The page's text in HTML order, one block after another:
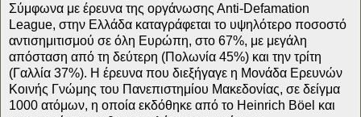
Σύμφωνα με έρευνα της οργάνωσης Αnti-Defamation
League, στην Ελλάδα καταγράφεται το υψηλότερο ποσοστό
αντισημιτισμού σε όλη Ευρώπη, στο 67%, με μεγάλη
απόσταση από τη δεύτερη (Πολωνία 45%) και την τρίτη
(Γαλλία 37%). Η έρευνα που διεξήγαγε η Μονάδα Ερευνών
Κοινής Γνώμης του Πανεπιστημίου Μακεδονίας, σε δείγμα
1000 ατόμων, η οποία εκδόθηκε από το Heinrich Böel και